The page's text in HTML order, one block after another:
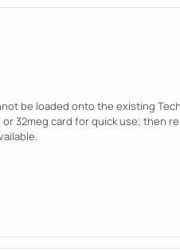
be loaded onto the existing
32meg card for quick use; then